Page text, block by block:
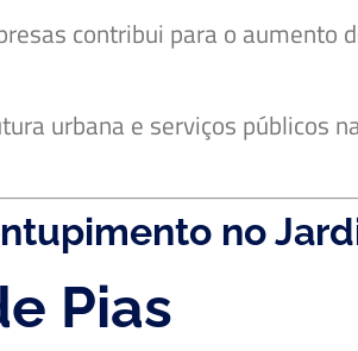
contribui para o aumento
urbana e serviços públicos
no
Pias